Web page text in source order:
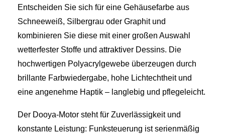
Entscheiden Sie sich für eine Gehäusefarbe aus
Schneeweiß, Silbergrau oder Graphit und
kombinieren Sie diese mit einer großen Auswahl
wetterfester Stoffe und attraktiver Dessins. Die
hochwertigen Polyacrylgewebe überzeugen durch
brillante Farbwiedergabe, hohe Lichtechtheit und
eine angenehme Haptik – langlebig und pflegeleicht.
Der Dooya‑Motor steht für Zuverlässigkeit und
konstante Leistung: Funksteuerung ist serienmäßig